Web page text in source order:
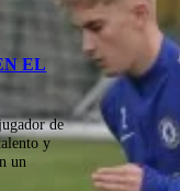
EL
de
y
un